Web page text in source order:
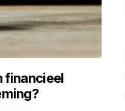
financieel